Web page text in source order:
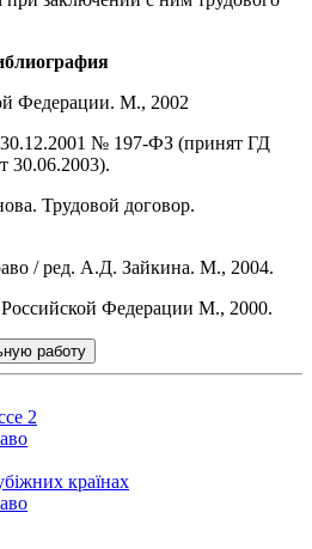
Федерации. М., 2002
№ 197-ФЗ (принят ГД
30.06.2003).
Трудовой договор.
/ ред. А.Д. Зайкина. М., 2004.
Российской Федерации М., 2000.
работу
2
країнах